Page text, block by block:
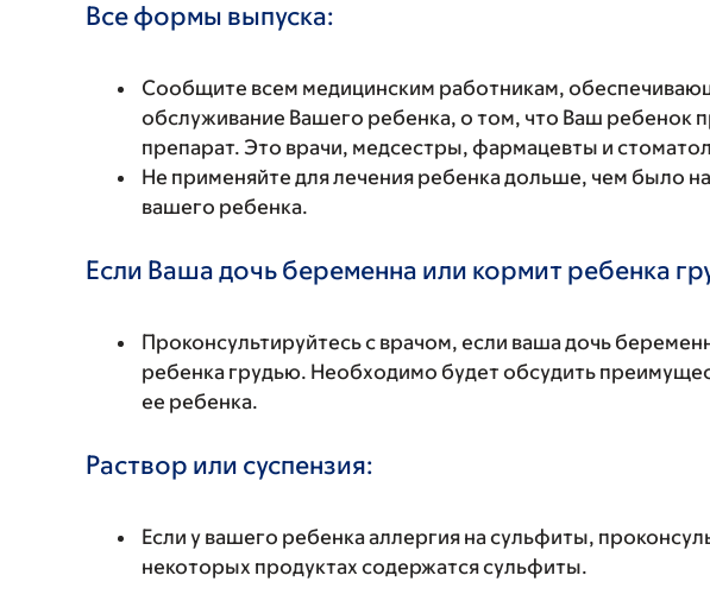
Все формы выпуска:
Сообщите всем медицинским работникам,
обслуживание Вашего ребенка, о том, что Ваш ребенок
препарат. Это врачи, медсестры, фармацевты и
Не применяйте для лечения ребенка дольше, чем было
вашего ребенка.
Если Ваша дочь беременна или кормит ребенка
Проконсультируйтесь с врачом, если ваша дочь
ребенка грудью. Необходимо будет обсудить
ее ребенка.
Раствор или суспензия:
Если у вашего ребенка аллергия на сульфиты,
некоторых продуктах содержатся сульфиты.